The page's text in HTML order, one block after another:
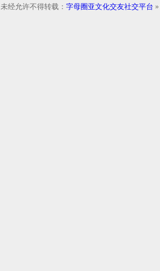
未经允许不得转载： 字母圈亚文化交友社交平台 »